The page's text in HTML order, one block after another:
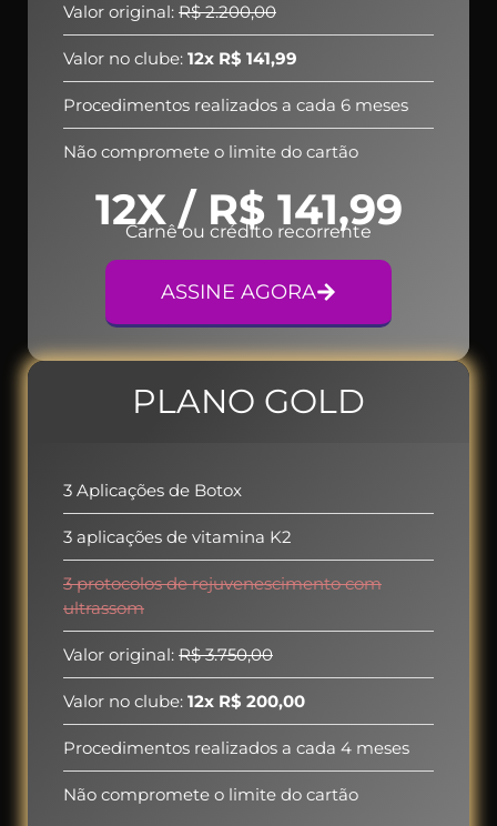
Valor original: R$ 2.200,00
Valor no clube: 12x R$ 141,99
Procedimentos realizados a cada 6 meses
Não compromete o limite do cartão
12X / R$ 141,99
Carnê ou crédito recorrente
ASSINE AGORA
PLANO GOLD
3 Aplicações de Botox
3 aplicações de vitamina K2
3 protocolos de rejuvenescimento com
ultrassom
Valor original: R$ 3.750,00
Valor no clube: 12x R$ 200,00
Procedimentos realizados a cada 4 meses
Não compromete o limite do cartão